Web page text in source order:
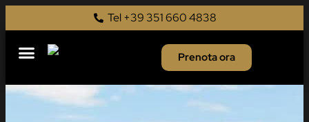
Tel +39 351 660 4838
Prenota ora